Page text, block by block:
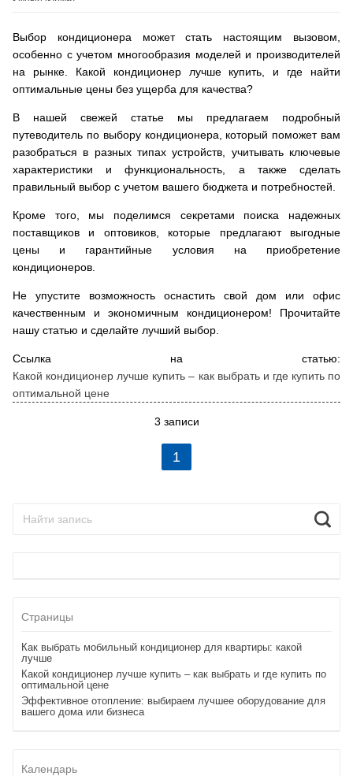
Выбор кондиционера может стать настоящим вызовом,
особенно с учетом многообразия моделей и производителей
на рынке. Какой кондиционер лучше купить, и где найти
оптимальные цены без ущерба для качества?
В нашей свежей статье мы предлагаем подробный
путеводитель по выбору кондиционера, который поможет вам
разобраться в разных типах устройств, учитывать ключевые
характеристики и функциональность, а также сделать
правильный выбор с учетом вашего бюджета и потребностей.
Кроме того, мы поделимся секретами поиска надежных
поставщиков и оптовиков, которые предлагают выгодные
цены и гарантийные условия на приобретение
кондиционеров.
Не упустите возможность оснастить свой дом или офис
качественным и экономичным кондиционером! Прочитайте
нашу статью и сделайте лучший выбор.
Ссылка на статью:
Какой кондиционер лучше купить – как выбрать и где купить по
оптимальной цене
3 записи
1
Страницы
Как выбрать мобильный кондиционер для квартиры: какой
лучше
Какой кондиционер лучше купить – как выбрать и где купить по
оптимальной цене
Эффективное отопление: выбираем лучшее оборудование для
вашего дома или бизнеса
Календарь